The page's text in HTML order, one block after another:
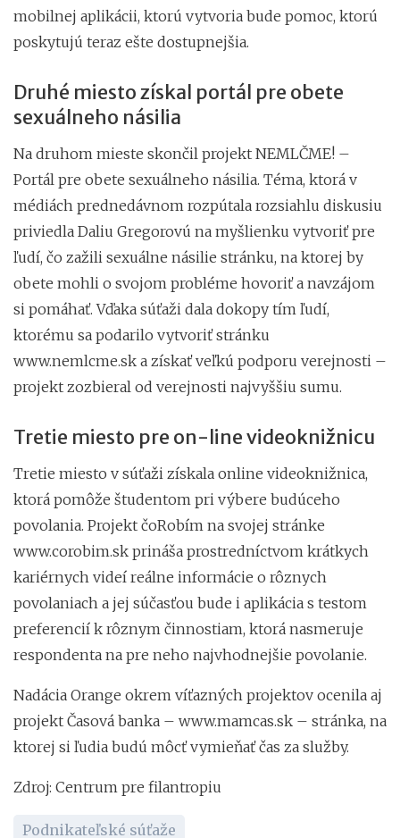
mobilnej aplikácii, ktorú vytvoria bude pomoc, ktorú
poskytujú teraz ešte dostupnejšia.
Druhé miesto získal portál pre obete
sexuálneho násilia
Na druhom mieste skončil projekt NEMLČME! –
Portál pre obete sexuálneho násilia. Téma, ktorá v
médiách prednedávnom rozpútala rozsiahlu diskusiu
priviedla Daliu Gregorovú na myšlienku vytvoriť pre
ľudí, čo zažili sexuálne násilie stránku, na ktorej by
obete mohli o svojom probléme hovoriť a navzájom
si pomáhať. Vďaka súťaži dala dokopy tím ľudí,
ktorému sa podarilo vytvoriť stránku
www.nemlcme.sk a získať veľkú podporu verejnosti –
projekt zozbieral od verejnosti najvyššiu sumu.
Tretie miesto pre on-line videoknižnicu
Tretie miesto v súťaži získala online videoknižnica,
ktorá pomôže študentom pri výbere budúceho
povolania. Projekt čoRobím na svojej stránke
www.corobim.sk prináša prostredníctvom krátkych
kariérnych videí reálne informácie o rôznych
povolaniach a jej súčasťou bude i aplikácia s testom
preferencií k rôznym činnostiam, ktorá nasmeruje
respondenta na pre neho najvhodnejšie povolanie.
Nadácia Orange okrem víťazných projektov ocenila aj
projekt Časová banka – www.mamcas.sk – stránka, na
ktorej si ľudia budú môcť vymieňať čas za služby.
Zdroj: Centrum pre filantropiu
Podnikateľské súťaže